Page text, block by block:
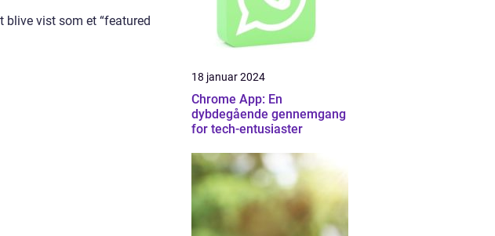
blive vist som et “featured
18 januar 2024
Chrome App: En
dybdegående gennemgang
for tech-entusiaster